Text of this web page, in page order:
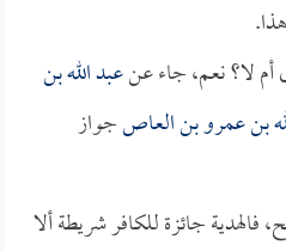
أم لا؟ نعم، جاء عنعبد الله بن
بن عمرو بن العاصجواز
فالهدية جائزة للكافر شريطة ألا